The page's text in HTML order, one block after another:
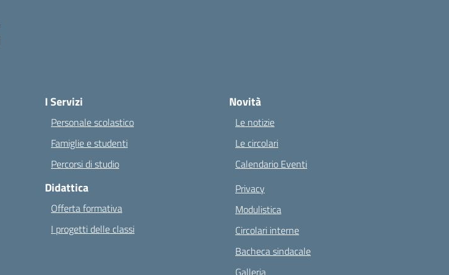
I Servizi
Personale scolastico
Famiglie e studenti
Percorsi di studio
Didattica
Offerta formativa
I progetti delle classi
Novità
Le notizie
Le circolari
Calendario Eventi
Privacy
Modulistica
Circolari interne
Bacheca sindacale
Galleria